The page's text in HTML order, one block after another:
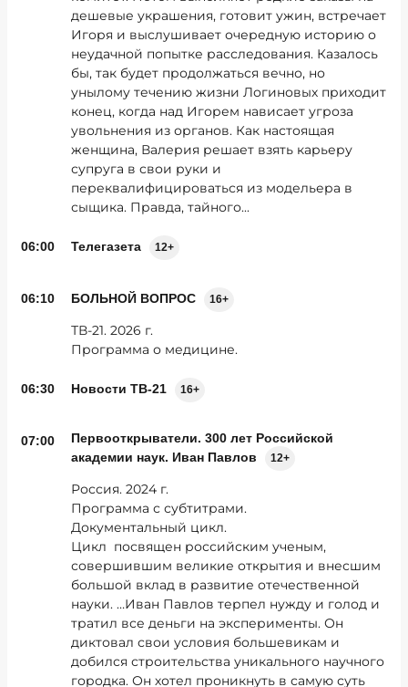
дешевые украшения, готовит ужин, встречает
Игоря и выслушивает очередную историю о
неудачной попытке расследования. Казалось
бы, так будет продолжаться вечно, но
унылому течению жизни Логиновых приходит
конец, когда над Игорем нависает угроза
увольнения из органов. Как настоящая
женщина, Валерия решает взять карьеру
супруга в свои руки и
переквалифицироваться из модельера в
сыщика. Правда, тайного...
06:00 Телегазета 12+
06:10 БОЛЬНОЙ ВОПРОС 16+
ТВ-21. 2026 г.
Программа о медицине.
06:30 Новости ТВ-21 16+
07:00
Первооткрыватели. 300 лет Российской
академии наук. Иван Павлов
12+
Россия. 2024 г.
Программа с субтитрами.
Документальный цикл.
Цикл посвящен российским ученым,
совершившим великие открытия и внесшим
большой вклад в развитие отечественной
науки. …Иван Павлов терпел нужду и голод и
тратил все деньги на эксперименты. Он
диктовал свои условия большевикам и
добился строительства уникального научного
городка. Он хотел проникнуть в самую суть